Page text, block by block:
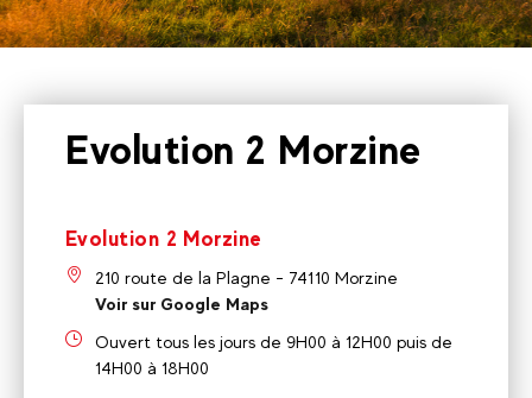
Evolution 2 Morzine
Evolution 2 Morzine
210 route de la Plagne - 74110 Morzine
Voir sur Google Maps
Ouvert tous les jours de 9H00 à 12H00 puis de
14H00 à 18H00